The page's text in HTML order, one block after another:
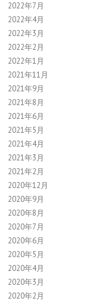
2022年7月
2022年4月
2022年3月
2022年2月
2022年1月
2021年11月
2021年9月
2021年8月
2021年6月
2021年5月
2021年4月
2021年3月
2021年2月
2020年12月
2020年9月
2020年8月
2020年7月
2020年6月
2020年5月
2020年4月
2020年3月
2020年2月